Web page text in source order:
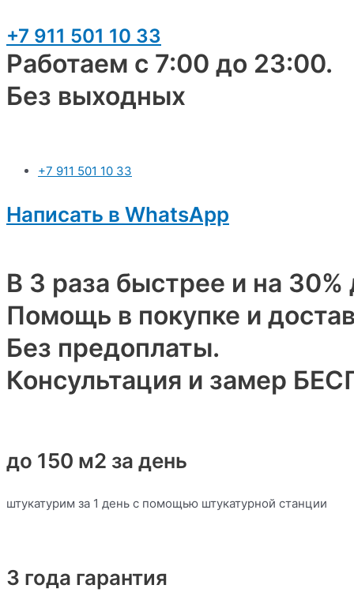
+7 911 501 10 33
Работаем с 7:00 до 23:00.
Без выходных
+7 911 501 10 33
Написать в WhatsApp
В 3 раза быстрее и на
Помощь в покупке и
Без предоплаты.
Консультация и замер
до 150 м2 за день
штукатурим за 1 день с помощью штукатурной станции
3 года гарантия